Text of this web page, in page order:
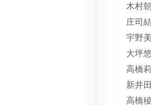
木村
庄司
宇野
大坪
高橋
新井
高橋